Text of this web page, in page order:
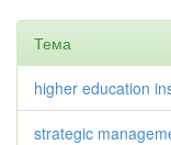
Тема
higher education
strategic